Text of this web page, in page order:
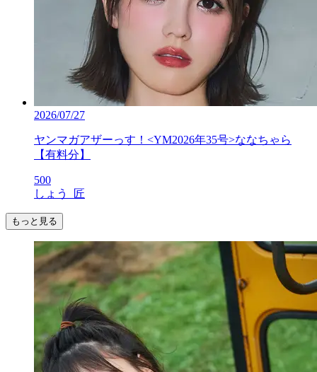
2026/07/27
ヤンマガアザーっす！<YM2026年35号>ななちゃら
【有料分】
500
しょう_匠
もっと見る